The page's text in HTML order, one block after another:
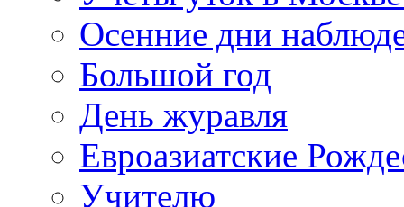
Осенние дни
Большой год
День журавля
Евроазиатские
Учителю